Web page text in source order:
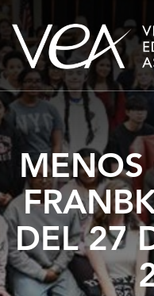
Ir
al
contenido
DEL 27